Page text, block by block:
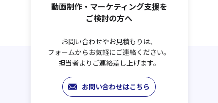
動画制作・マーケティング支援を
ご検討の方へ
お問い合わせやお見積もりは、
フォームからお気軽にご連絡ください。
担当者よりご連絡差し上げます。
お問い合わせはこちら